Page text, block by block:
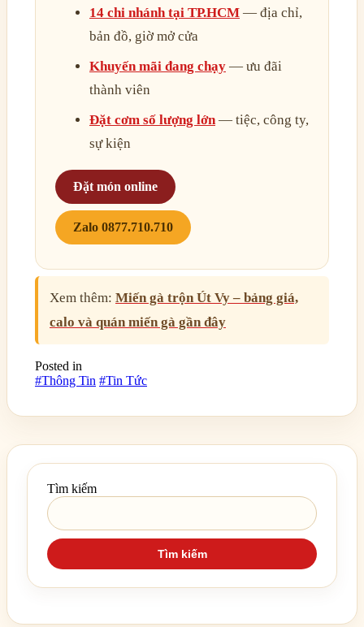
14 chi nhánh tại TP.HCM — địa chỉ,
bản đồ, giờ mở cửa
Khuyến mãi đang chạy — ưu đãi
thành viên
Đặt cơm số lượng lớn— tiệc, công ty,
sự kiện
Đặt món online
Zalo 0877.710.710
Xem thêm: Miến gà trộn Út Vy – bảng giá,
calo và quán miến gà gần đây
Posted in
#Thông Tin #Tin Tức
Tìm kiếm
Tìm kiếm